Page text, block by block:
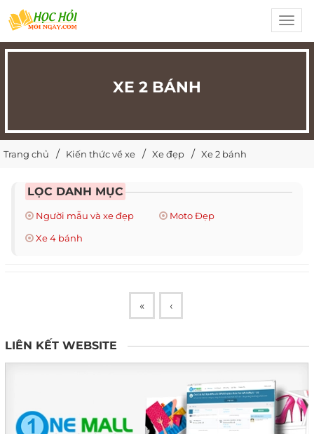
XE 2 BÁNH
Trang chủ Kiến thức về xe Xe đẹp Xe 2 bánh
LỌC DANH MỤC
Người mẫu và xe đẹp
Moto Đẹp
Xe 4 bánh
« ‹
LIÊN KẾT WEBSITE